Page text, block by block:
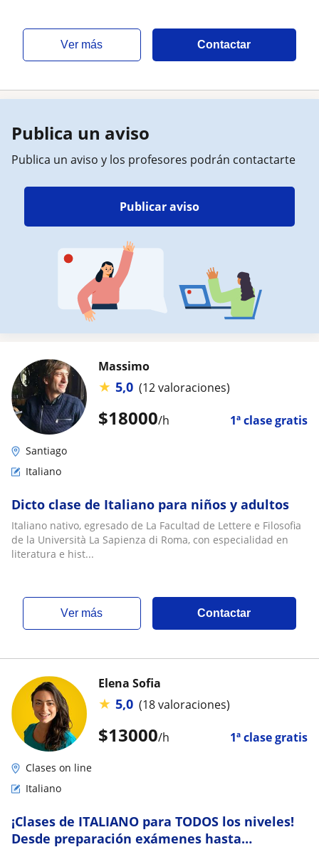
ver más Contactar
Publica un aviso
Publica un aviso y los profesores podrán contactarte
Publicar aviso
$18000/h 1ª clase gratis
Massimo
★ 5,0 (12 valoraciones)
Santiago
Italiano
Dicto clase de Italiano para niños y adultos
Italiano nativo, egresado de La Facultad de Lettere e Filosofia
de la Università La Sapienza di Roma, con especialidad en
literatura e hist...
ver más Contactar
$13000/h 1ª clase gratis
Elena Sofia
★ 5,0 (18 valoraciones)
Clases on line
Italiano
¡Clases de ITALIANO para TODOS los niveles!
Desde preparación exámenes hasta